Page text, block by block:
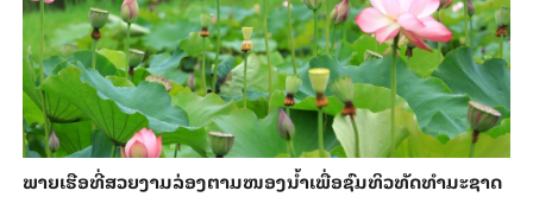
ພາຍ​ເຮືອທີ່​ສວຍ​ງາມ​ລ່ອງ​ຕາມ​​ໜອງນ້ຳ​​ເພື່ອ​ຊົມ​ທິວ​ທັດ​ທຳ​ມະ​ຊາດ